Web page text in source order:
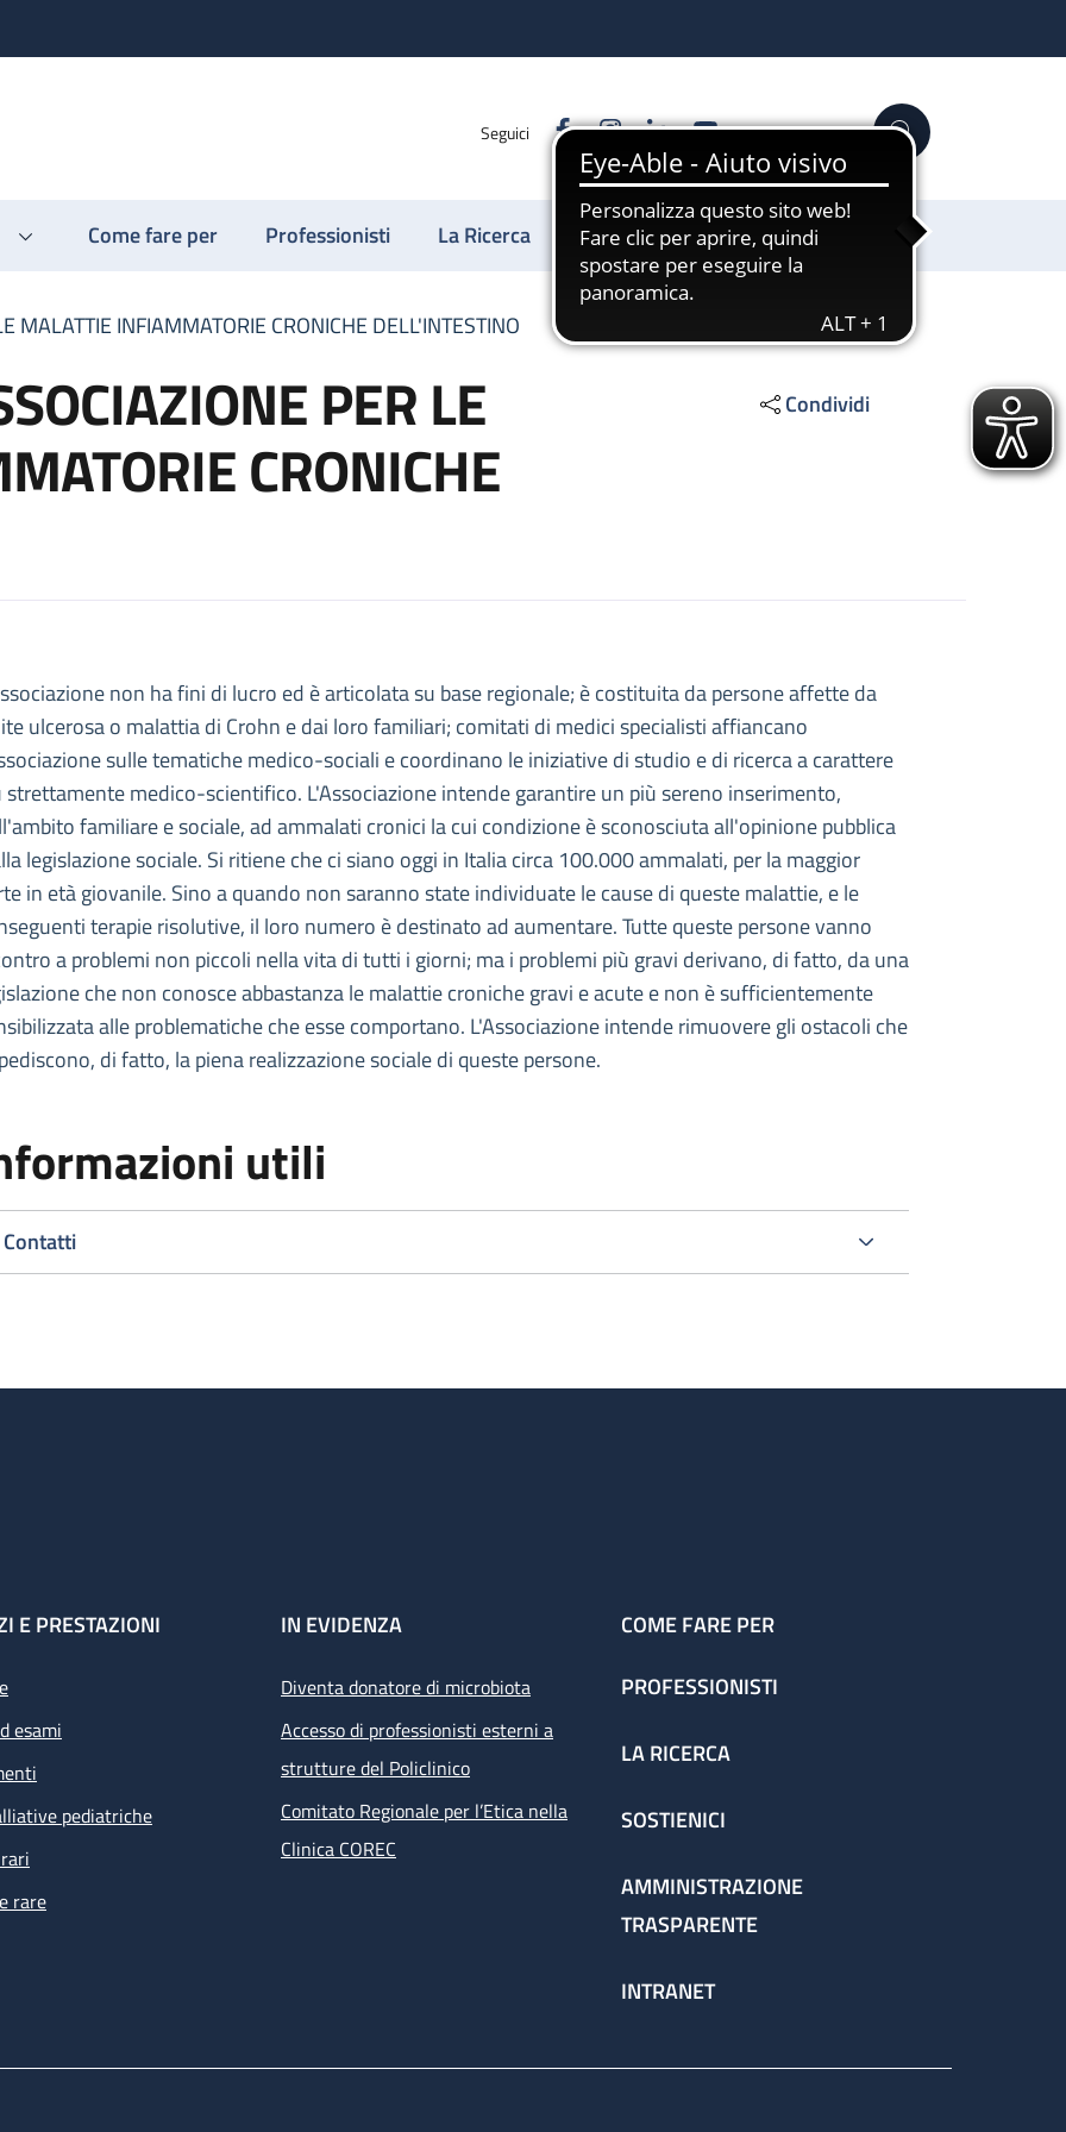
Seguici FacebookInstagram
LinkedinYouTube Cerca
Come fare per Professionisti La Ricerca Sostienici
MALATTIE INFIAMMATORIE CRONICHE DELL'INTESTINO
PER LE
CRONICHE
Condividi
PER LE MALATTIE INFIAMMATORIE CRONICHE DELL'INTESTINO
PER LE MALATTIE INFIAMMATORIE CRONICHE DELL'INTESTINO
non ha fini di lucro ed è articolata su base regionale; è costituita da persone affette da
ulcerosa o malattia di Crohn e dai loro familiari; comitati di medici specialisti affiancano
sulle tematiche medico-sociali e coordinano le iniziative di studio e di ricerca a carattere
strettamente medico-scientifico. L'Associazione intende garantire un più sereno inserimento,
familiare e sociale, ad ammalati cronici la cui condizione è sconosciuta all'opinione pubblica
legislazione sociale. Si ritiene che ci siano oggi in Italia circa 100.000 ammalati, per la maggior
in età giovanile. Sino a quando non saranno state individuate le cause di queste malattie, e le
terapie risolutive, il loro numero è destinato ad aumentare. Tutte queste persone vanno
a problemi non piccoli nella vita di tutti i giorni; ma i problemi più gravi derivano, di fatto, da una
che non conosce abbastanza le malattie croniche gravi e acute e non è sufficientemente
alle problematiche che esse comportano. L'Associazione intende rimuovere gli ostacoli che
di fatto, la piena realizzazione sociale di queste persone.
utili
Contatti
E PRESTAZIONI
esami
pediatriche
rare
IN EVIDENZA
Diventa donatore di microbiota
Accesso di professionisti esterni a
strutture del Policlinico
Comitato Regionale per l’Etica nella
Clinica COREC
COME FARE PER
PROFESSIONISTI
LA RICERCA
SOSTIENICI
AMMINISTRAZIONE
TRASPARENTE
INTRANET